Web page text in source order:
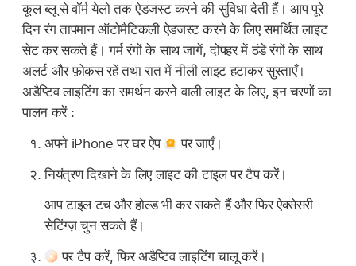
कूल ब्लू से वॉर्म येलो तक ऐडजस्ट करने की सुविधा देती हैं। आप पूरे
दिन रंग तापमान ऑटोमैटिकली ऐडजस्ट करने के लिए समर्थित लाइट
सेट कर सकते हैं। गर्म रंगों के साथ जागें, दोपहर में ठंडे रंगों के साथ
अलर्ट और फ़ोकस रहें तथा रात में नीली लाइट हटाकर सुस्ताएँ।
अडैप्टिव लाइटिंग का समर्थन करने वाली लाइट के लिए, इन चरणों का
पालन करें :
अपने iPhone पर घर ऐप
पर जाएँ।
नियंत्रण दिखाने के लिए लाइट की टाइल पर टैप करें।
आप टाइल टच और होल्ड भी कर सकते हैं और फिर ऐक्सेसरी
सेटिंग्ज़ चुन सकते हैं।
पर टैप करें, फिर अडैप्टिव लाइटिंग चालू करें।